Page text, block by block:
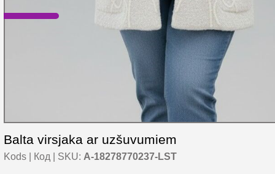
Balta virsjaka ar uzšuvumiem
Kods | Код | SKU: A-18278770237-LST